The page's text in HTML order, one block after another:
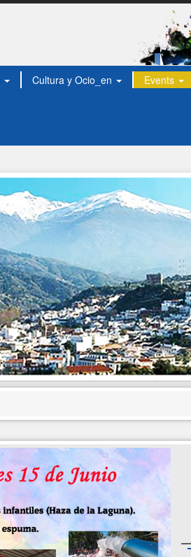
Cultura y Ocio_en Events